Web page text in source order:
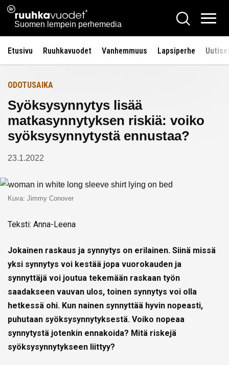
Siirry
sisältöön
Ruuhkavuodet.fi
Suomen lempein perhemedia
Hae
Etusivu Ruuhkavuodet Vanhemmuus Lapsiperhe
Etusivulle
ODOTUSAIKA
Syöksysynnytys lisää
matkasynnytyksen riskiä: voiko
syöksysynnytystä ennustaa?
23.1.2022
Kuva: Jimmy Conover
Teksti: Anna-Leena
Jokainen raskaus ja synnytys on erilainen. Siinä missä
yksi synnytys voi kestää jopa vuorokauden ja
synnyttäjä voi joutua tekemään raskaan työn
saadakseen vauvan ulos, toinen synnytys voi olla
hetkessä ohi. Kun nainen synnyttää hyvin nopeasti,
puhutaan syöksysynnytyksestä. Voiko nopeaa
synnytystä jotenkin ennakoida? Mitä riskejä
syöksysynnytykseen liittyy?